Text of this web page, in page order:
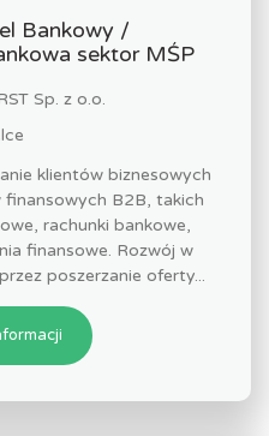
Bankowy /
sektor MŚP
Sp. z o.o.
klientów biznesowych
B2B, takich
rachunki bankowe,
finansowe. Rozwój w
poszerzanie oferty...